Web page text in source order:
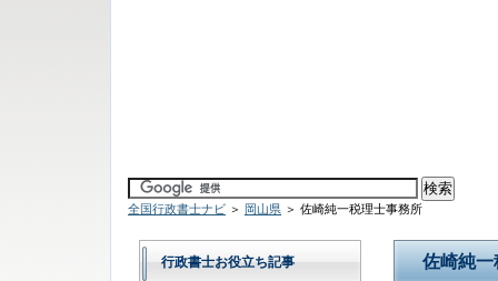
全国行政書士ナビ ＞ 岡山県 ＞ 佐崎純一税理士事務所
佐崎純
行政書士お役立ち記事